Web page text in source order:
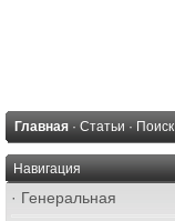
Главная · Статьи · Поиск
Навигация
· Генеральная